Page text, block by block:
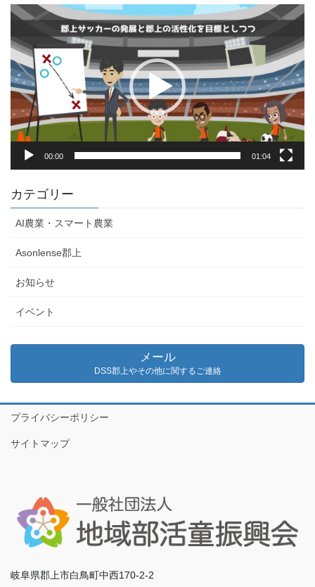
動
プ
レ
ー
ヤ
ー
00:00 01:04
カテゴリー
AI農業・スマート農業
Asonlense郡上
お知らせ
イベント
メール
DSS郡上やその他に関するご連絡
プライバシーポリシー
サイトマップ
岐阜県郡上市白鳥町中西170-2-2